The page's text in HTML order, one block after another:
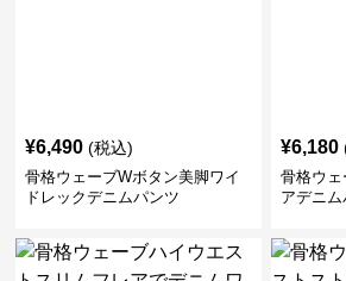
¥6,490 (税込)
骨格ウェーブWボタン美脚ワイ
ドレックデニムパンツ
¥6,180
骨格ウ
アデニム